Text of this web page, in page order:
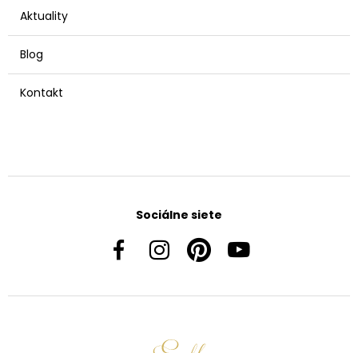
Aktuality
Blog
Kontakt
Sociálne siete